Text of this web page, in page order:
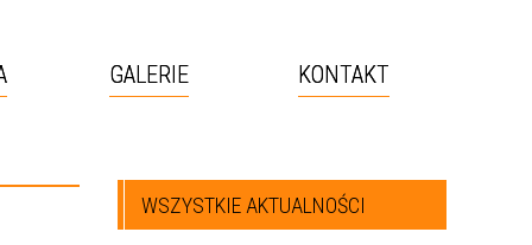
GALERIE KONTAKT
WSZYSTKIE AKTUALNOŚCI